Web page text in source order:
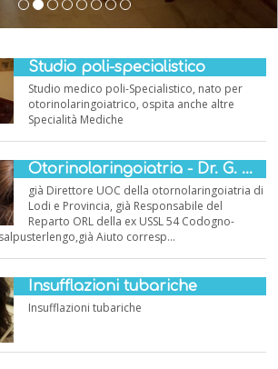
Studio poli-specialistico
Studio medico poli-Specialistico, nato per
otorinolaringoiatrico, ospita anche altre
Specialità Mediche
Otorinolaringoiatria - Dr. G. ...
già Direttore UOC della otornolaringoiatria di
Lodi e Provincia, già Responsabile del
Reparto ORL della ex USSL 54 Codogno-
Aiuto corresp...
Insufflazioni tubariche
Insufflazioni tubariche